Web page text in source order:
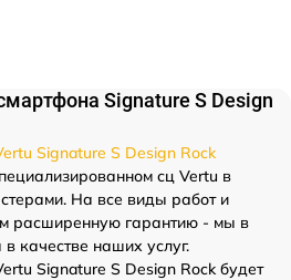
Signature S Design
Signature S Design Rock
сц Vertu в
На все виды работ и
расширенную гарантию - мы в
качестве наших услуг.
Signature S Design Rock будет